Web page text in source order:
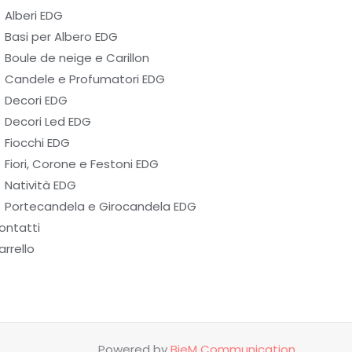
Alberi EDG
Basi per Albero EDG
Boule de neige e Carillon
Candele e Profumatori EDG
Decori EDG
Decori Led EDG
Fiocchi EDG
Fiori, Corone e Festoni EDG
Natività EDG
Portecandela e Girocandela EDG